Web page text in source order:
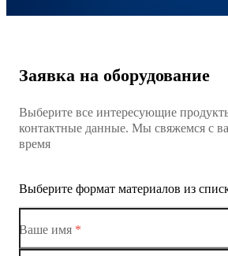
Заявка на оборудование
Выберите все интересующие
контактные данные. Мы свяжемся с
время
Выберите формат материалов из
Ваше имя *